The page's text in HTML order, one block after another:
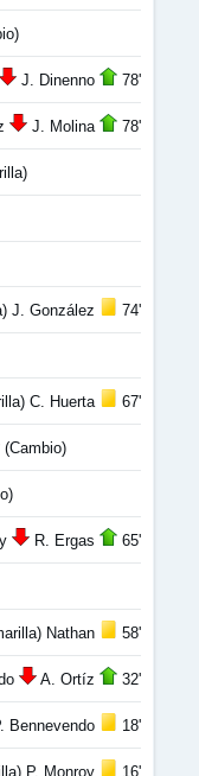
J. Dinenno 78'
J. Molina 78'
J. González 74'
C. Huerta 67'
(Cambio)
R. Ergas 65'
Nathan 58'
A. Ortíz 32'
Bennevendo 18'
P. Monroy 16'